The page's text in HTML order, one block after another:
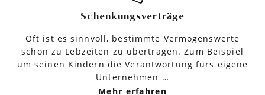
Schenkungsverträge
Oft ist es sinnvoll, bestimmte Vermögenswerte
schon zu Lebzeiten zu übertragen. Zum Beispiel
um seinen Kindern die Verantwortung fürs eigene
Unternehmen …
Mehr erfahren